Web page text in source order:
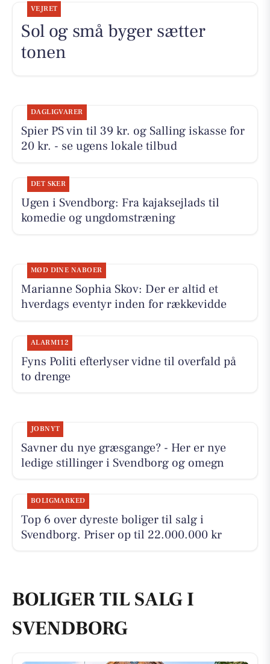
VEJRET
Sol og små byger sætter
tonen
DAGLIGVARER
Spier PS vin til 39 kr. og Salling iskasse for
20 kr. - se ugens lokale tilbud
DET SKER
Ugen i Svendborg: Fra kajaksejlads til
komedie og ungdomstræning
MØD DINE NABOER
Marianne Sophia Skov: Der er altid et
hverdags eventyr inden for rækkevidde
ALARM112
Fyns Politi efterlyser vidne til overfald på
to drenge
JOBNYT
Savner du nye græsgange? - Her er nye
ledige stillinger i Svendborg og omegn
BOLIGMARKED
Top 6 over dyreste boliger til salg i
Svendborg. Priser op til 22.000.000 kr
BOLIGER TIL SALG I
SVENDBORG